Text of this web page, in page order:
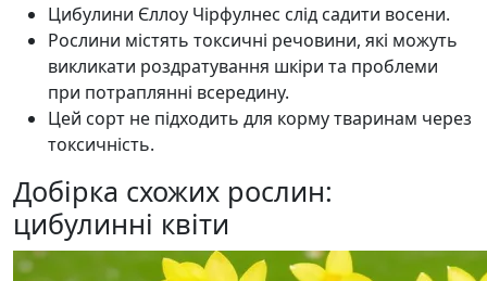
Цибулини Єллоу Чірфулнес слід садити восени.
Рослини містять токсичні речовини, які можуть
викликати роздратування шкіри та проблеми
при потраплянні всередину.
Цей сорт не підходить для корму тваринам через
токсичність.
Добірка схожих рослин:
цибулинні квіти